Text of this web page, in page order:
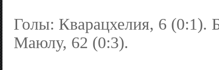
Голы: Кварацхелия, 6 (0:1).
Маюлу, 62 (0:3).